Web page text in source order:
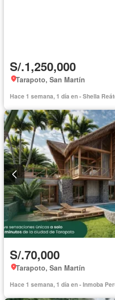
S/.1,250,000
Tarapoto, San Martín
Hace 1 semana, 1 día en - Shella
S/.70,000
Tarapoto, San Martín
Hace 1 semana, 1 día en - Inmoba